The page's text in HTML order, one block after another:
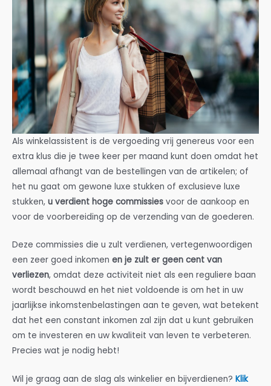
Als winkelassistent is de vergoeding vrij genereus voor een
extra klus die je twee keer per maand kunt doen omdat het
allemaal afhangt van de bestellingen van de artikelen; of
het nu gaat om gewone luxe stukken of exclusieve luxe
stukken, u verdient hoge commissies voor de aankoop en
voor de voorbereiding op de verzending van de goederen.
Deze commissies die u zult verdienen, vertegenwoordigen
een zeer goed inkomen en je zult er geen cent van
verliezen, omdat deze activiteit niet als een reguliere baan
wordt beschouwd en het niet voldoende is om het in uw
jaarlijkse inkomstenbelastingen aan te geven, wat betekent
dat het een constant inkomen zal zijn dat u kunt gebruiken
om te investeren en uw kwaliteit van leven te verbeteren.
Precies wat je nodig hebt!
Wil je graag aan de slag als winkelier en bijverdienen? Klik